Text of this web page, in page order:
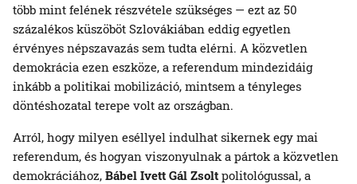
több mint felének részvétele szükséges — ezt az 50
százalékos küszöböt Szlovákiában eddig egyetlen
érvényes népszavazás sem tudta elérni. A közvetlen
demokrácia ezen eszköze, a referendum mindezidáig
inkább a politikai mobilizáció, mintsem a tényleges
döntéshozatal terepe volt az országban.
Arról, hogy milyen eséllyel indulhat sikernek egy mai
referendum, és hogyan viszonyulnak a pártok a közvetlen
demokráciához, Bábel Ivett Gál Zsolt politológussal, a